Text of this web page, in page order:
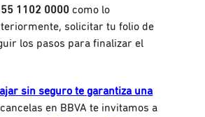
55 1102 0000 como lo
solicitar tu folio de
los pasos para finalizar el
sin seguro te garantiza una
en BBVA te invitamos a